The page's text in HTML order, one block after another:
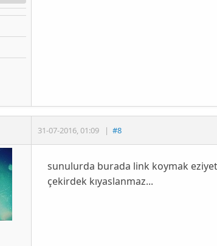
31-07-2016,01:09 | #8
sunulurda burada link koymak
çekirdek kıyaslanmaz...